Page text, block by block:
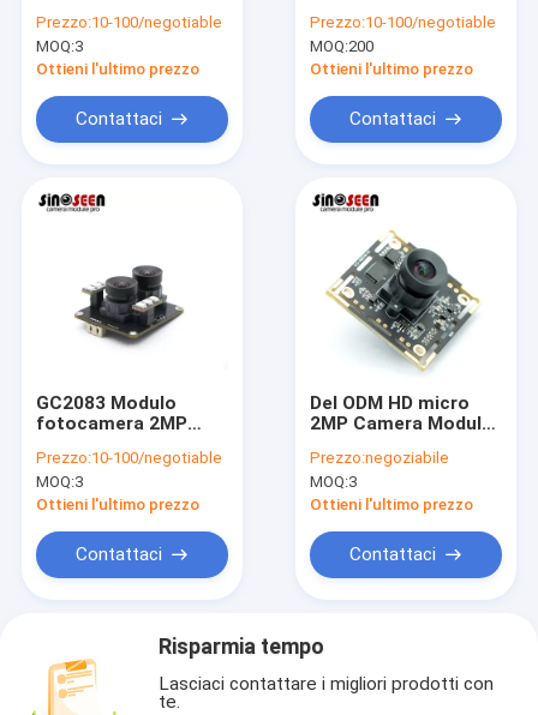
Prezzo:10-100/negotiable
MOQ:3
Ottieni l'ultimo prezzo
Contattaci
Prezzo:10-100/negotiable
MOQ:200
Ottieni l'ultimo prezzo
Contattaci
GC2083 Modulo
fotocamera 2MP
Prezzo:10-100/negotiable
MOQ:3
Ottieni l'ultimo prezzo
Contattaci
Del ODM HD micro
2MP Camera Module
BG0806 sensore di
stereotipia
Prezzo:negoziabile
MOQ:3
Ottieni l'ultimo prezzo
Contattaci
Risparmia tempo
Lasciaci contattare i migliori prodotti con
te.